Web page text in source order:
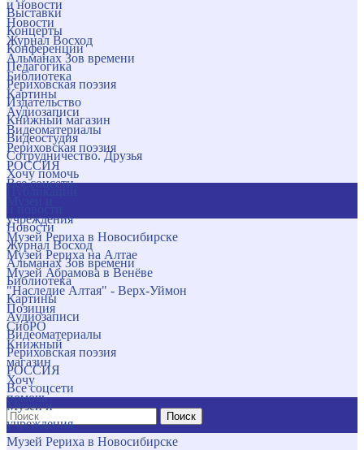
и новости
Новости
Журнал Восход
Альманах Зов времени
Библиотека
Картины
Аудиозаписи
Видеоматериалы
Рериховская поэзия
РОССИЯ
Все соцсети
учреждения
Музей Рериха в Новосибирске
Музей Рериха на Алтае
Музей Абрамова в Венёве
"Наследие Алтая" - Верх-Уймон
Позиция
СибРО
Книжный
магазин
Хочу
помочь
Поиск
Выставки
Концерты
Конференции
Педагогика
Рериховская поэзия
Издательство
Книжный магазин
Видеостудия
Сотрудничество. Друзья
Хочу помочь
Новости
Журнал Восход
Альманах Зов времени
Библиотека
Картины
Аудиозаписи
Видеоматериалы
Рериховская поэзия
РОССИЯ
Все соцсети
Музеи и
учреждения
Музей Рериха в Новосибирске